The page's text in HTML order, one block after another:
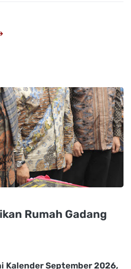
Rumah Gadang
Kalender September 2026,